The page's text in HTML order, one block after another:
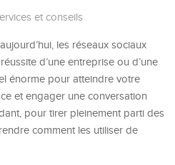
et conseils
les réseaux sociaux
d’une entreprise ou d’une
énorme pour atteindre votre
et engager une conversation
pour tirer pleinement parti des
comment les utiliser de